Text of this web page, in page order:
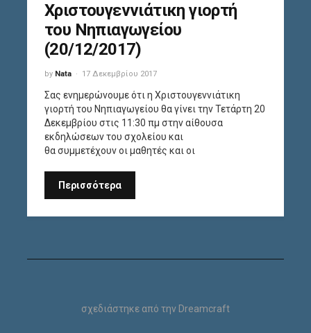
Χριστουγεννιάτικη γιορτή
του Νηπιαγωγείου
(20/12/2017)
by Nata 17 Δεκεμβρίου 2017
Σας ενημερώνουμε ότι η Χριστουγεννιάτικη
γιορτή του Νηπιαγωγείου θα γίνει την Τετάρτη 20
Δεκεμβρίου στις 11:30 πμ στην αίθουσα
εκδηλώσεων του σχολείου και
θα συμμετέχουν οι μαθητές και οι
Περισσότερα
σχεδιάστηκε από την Dreamcraft